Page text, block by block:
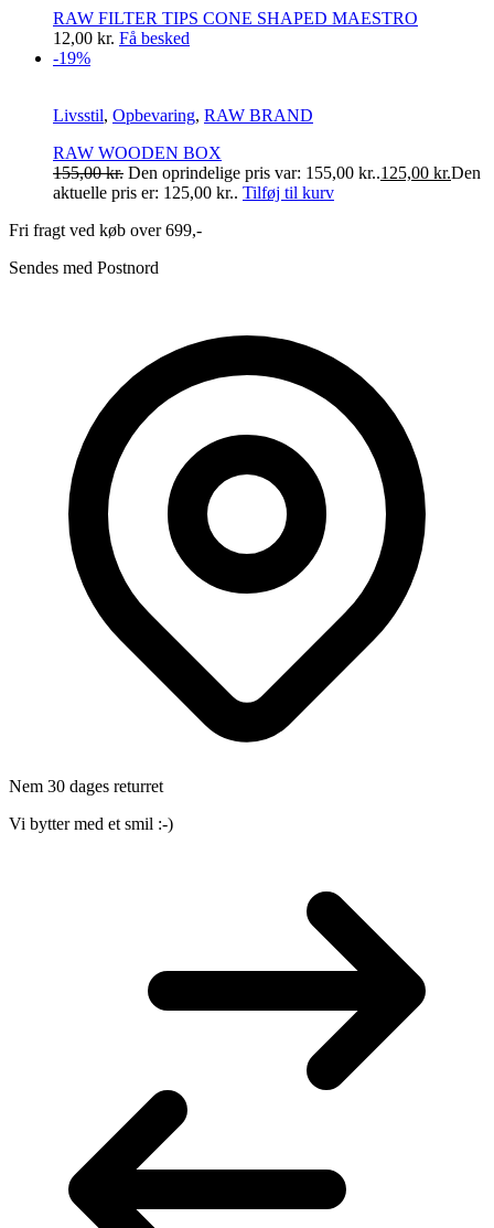
RAW FILTER TIPS CONE SHAPED MAESTRO
12,00 kr. Få besked
-19%
Livsstil, Opbevaring, RAW BRAND
RAW WOODEN BOX
155,00kr. Den oprindelige pris var: 155,00 kr..125,00 kr.Den
aktuelle pris er: 125,00 kr.. Tilføj til kurv
Fri fragt ved køb over 699,-
Sendes med Postnord
Nem 30 dages returret
Vi bytter med et smil :-)